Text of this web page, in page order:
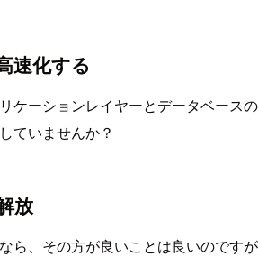
速化する
ケーションレイヤーとデータベース
ていませんか？
放
ら、その方が良いことは良いので